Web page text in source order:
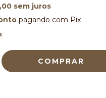
sem juros
pagando com Pix